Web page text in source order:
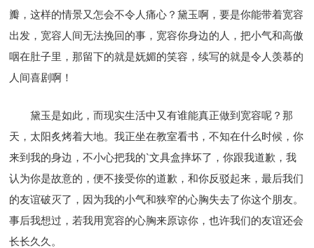
瓣，这样的情景又怎会不令人痛心？黛玉啊，要是你能带着宽容
出发，宽容人间无法挽回的事，宽容你身边的人，把小气和高傲
咽在肚子里，那留下的就是妩媚的笑容，续写的就是令人羡慕的
人间喜剧啊！
黛玉是如此，而现实生活中又有谁能真正做到宽容呢？那
天，太阳炙烤着大地。我正坐在教室看书，不知在什么时候，你
来到我的身边，不小心把我的`文具盒摔坏了，你跟我道歉，我
认为你是故意的，便不接受你的道歉，和你反驳起来，最后我们
的友谊破灭了，因为我的小气和狭窄的心胸失去了你这个朋友。
事后我想过，若我用宽容的心胸来原谅你，也许我们的友谊还会
长长久久。